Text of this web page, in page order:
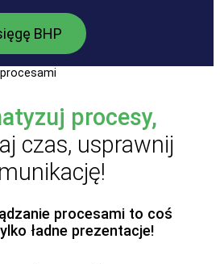
BHP
procesy,
czas, usprawnij
procesami to coś
ładne prezentacje!